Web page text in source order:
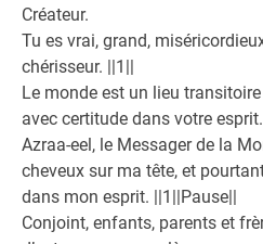
Créateur.
Tu es vrai, grand,
chérisseur. ||1||
Le monde est un lieu
avec certitude dans votre esprit.
Azraa-eel, le Messager de la
cheveux sur ma tête, et
dans mon esprit. ||1||Pause||
Conjoint, enfants, parents et